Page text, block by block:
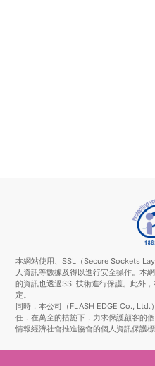
本網站使用、SSL（Secure Sockets
人資訊等數據及得以進行安全操作。本
的資訊也透過SSL技術進行保護。此外
定。
同時，本公司（FLASH EDGE Co.,
任，在萬全的措施下，力求保護顧客的
情報經濟社會推進協會的個人資訊保護標